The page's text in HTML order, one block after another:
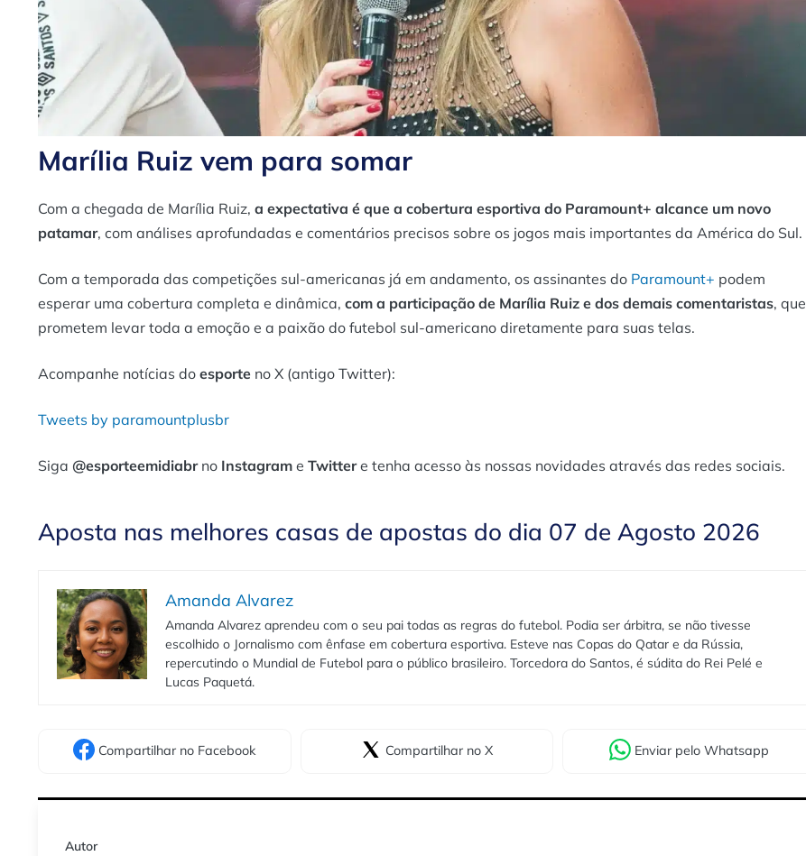
Marília Ruiz vem para somar
Com a chegada de Marília Ruiz, a expectativa é que a cobertura esportiva do Paramount+ alcance um novo
patamar, com análises aprofundadas e comentários precisos sobre os jogos mais importantes da América do Sul.
Com a temporada das competições sul-americanas já em andamento, os assinantes do Paramount+ podem
esperar uma cobertura completa e dinâmica, com a participação de Marília Ruiz e dos demais comentaristas, que
prometem levar toda a emoção e a paixão do futebol sul-americano diretamente para suas telas.
Acompanhe notícias do esporte no X (antigo Twitter):
Tweets by paramountplusbr
Siga @esporteemidiabrno Instagram e Twittere tenha acesso às nossas novidades através das redes sociais.
Aposta nas melhores casas de apostas do dia 07 de Agosto 2026
Amanda Alvarez
Amanda Alvarez aprendeu com o seu pai todas as regras do futebol. Podia ser árbitra, se não tivesse
escolhido o Jornalismo com ênfase em cobertura esportiva. Esteve nas Copas do Qatar e da Rússia,
repercutindo o Mundial de Futebol para o público brasileiro. Torcedora do Santos, é súdita do Rei Pelé e
Lucas Paquetá.
Compartilhar no Facebook Compartilhar no X Enviar pelo Whatsapp
Autor